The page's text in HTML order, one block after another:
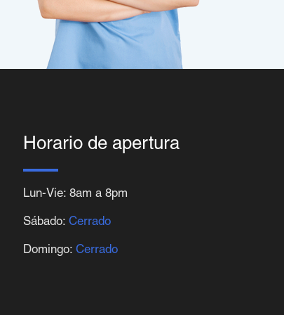
Horario de apertura
Lun-Vie: 8am a 8pm
Sábado: Cerrado
Domingo: Cerrado